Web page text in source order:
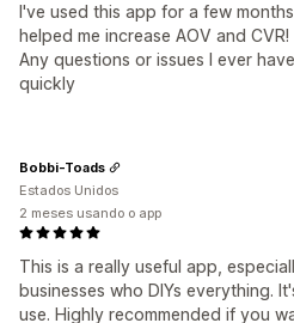
I've used this app for a few
helped me increase AOV and CVR!
Any questions or issues I ever
quickly
This is a really useful app,
businesses who DIYs everything.
use. Highly recommended if you
Bobbi-Toads
Estados Unidos
2 meses usando o app